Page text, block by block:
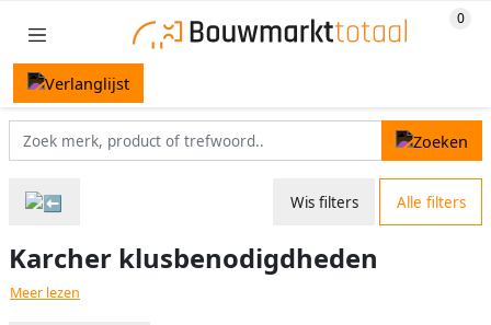
Wis filters Alle filters
Karcher klusbenodigdheden
Meer lezen